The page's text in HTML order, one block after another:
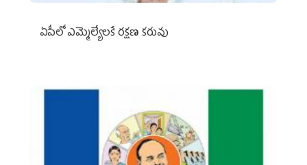
ఏపీలో ఎమ్మెల్యేల‌కే ర‌క్ష‌ణ క‌రువు